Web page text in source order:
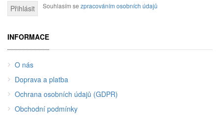
Přihlásit Souhlasím se zpracováním osobních údajů
INFORMACE
O nás
Doprava a platba
Ochrana osobních údajů (GDPR)
Obchodní podmínky